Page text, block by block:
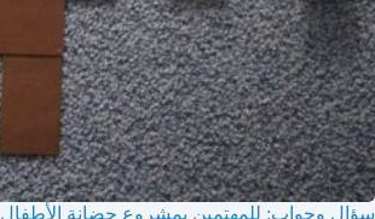
سؤال وجواب: للمهتمين بمشروع حضانة الأطفال